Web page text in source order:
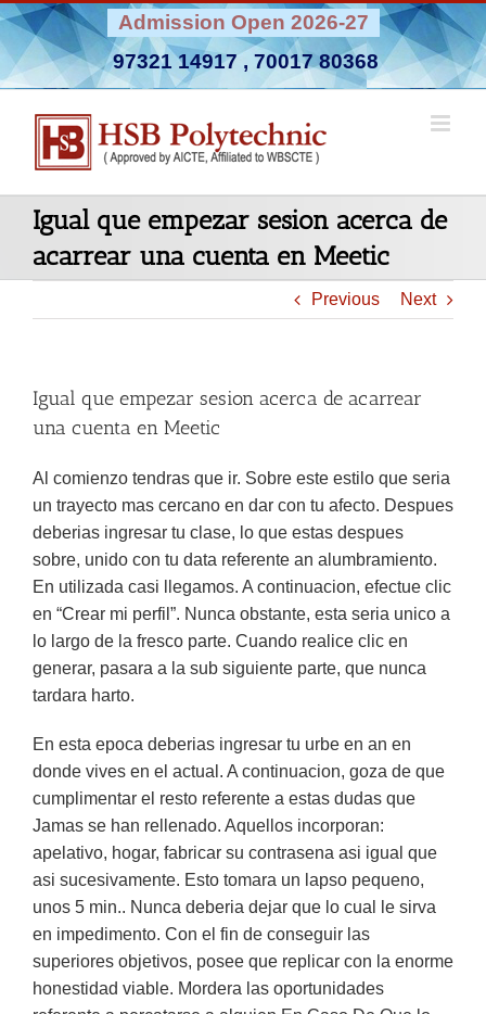
Skip
to
content
Admission Open 2026-27
97321 14917, 70017 80368
Igual que empezar sesion acerca de
acarrear una cuenta en Meetic
Previous Next
Igual que empezar sesion acerca de acarrear
una cuenta en Meetic
Al comienzo tendras que ir. Sobre este estilo que seria
un trayecto mas cercano en dar con tu afecto. Despues
deberias ingresar tu clase, lo que estas despues
sobre, unido con tu data referente an alumbramiento.
En utilizada casi llegamos. A continuacion, efectue clic
en “Crear mi perfil”. Nunca obstante, esta seri­a unico a
lo largo de la fresco parte. Cuando realice clic en
generar, pasara a la sub siguiente parte, que nunca
tardara harto.
En esta epoca deberias ingresar tu urbe en an en
donde vives en el actual. A continuacion, goza de que
cumplimentar el resto referente a estas dudas que
Jamas se han rellenado. Aquellos incorporan:
apelativo, hogar, fabricar su contrasena asi igual que
asi sucesivamente. Esto tomara un lapso pequeno,
unos 5 min.. Nunca deberia dejar que lo cual le sirva
en impedimento. Con el fin de conseguir las
superiores objetivos, posee que replicar con la enorme
honestidad viable. Mordera las oportunidades